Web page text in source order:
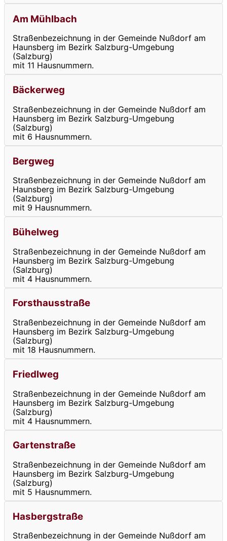
Am Mühlbach
Straßenbezeichnung in der Gemeinde Nußdorf am
Haunsberg im Bezirk Salzburg-Umgebung
(Salzburg)
mit 11 Hausnummern.
Bäckerweg
Straßenbezeichnung in der Gemeinde Nußdorf am
Haunsberg im Bezirk Salzburg-Umgebung
(Salzburg)
mit 6 Hausnummern.
Bergweg
Straßenbezeichnung in der Gemeinde Nußdorf am
Haunsberg im Bezirk Salzburg-Umgebung
(Salzburg)
mit 9 Hausnummern.
Bühelweg
Straßenbezeichnung in der Gemeinde Nußdorf am
Haunsberg im Bezirk Salzburg-Umgebung
(Salzburg)
mit 4 Hausnummern.
Forsthausstraße
Straßenbezeichnung in der Gemeinde Nußdorf am
Haunsberg im Bezirk Salzburg-Umgebung
(Salzburg)
mit 18 Hausnummern.
Friedlweg
Straßenbezeichnung in der Gemeinde Nußdorf am
Haunsberg im Bezirk Salzburg-Umgebung
(Salzburg)
mit 4 Hausnummern.
Gartenstraße
Straßenbezeichnung in der Gemeinde Nußdorf am
Haunsberg im Bezirk Salzburg-Umgebung
(Salzburg)
mit 5 Hausnummern.
Hasbergstraße
Straßenbezeichnung in der Gemeinde Nußdorf am